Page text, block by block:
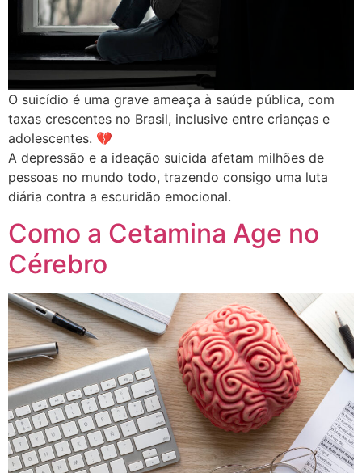
O suicídio é uma grave ameaça à saúde pública, com
taxas crescentes no Brasil, inclusive entre crianças e
adolescentes. 💔
A depressão e a ideação suicida afetam milhões de
pessoas no mundo todo, trazendo consigo uma luta
diária contra a escuridão emocional.
Como a Cetamina Age no
Cérebro